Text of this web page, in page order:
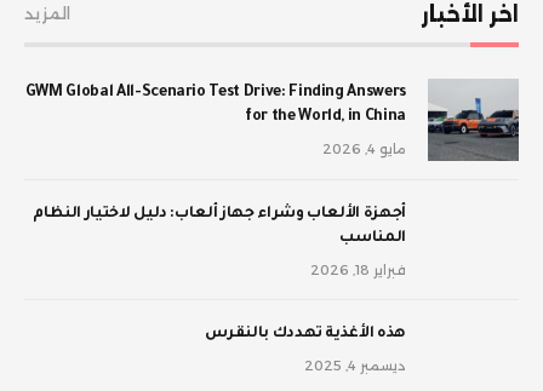
اخر الأخبار المزيد
GWM Global All-Scenario Test Drive: Finding Answers
for the World, in China
مايو 4, 2026
أجهزة الألعاب وشراء جهاز ألعاب: دليل لاختيار النظام
المناسب
فبراير 18, 2026
‫هذه الأغذية تهددك بالنقرس
ديسمبر 4, 2025